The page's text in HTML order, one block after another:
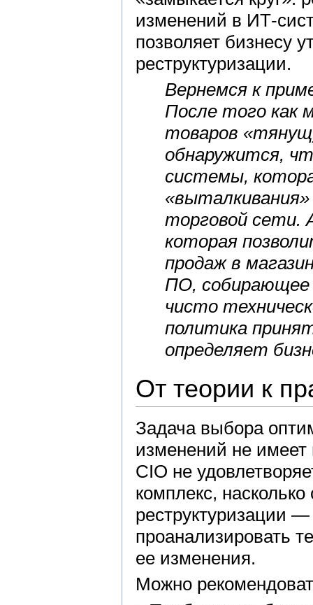
изменений в ИТ-
позволяет бизнесу
реструктуризации.
Вернемся к
После того как
товаров
обнаружится,
системы,
торговой сети.
которая
продаж в
ПО, собирающее
чисто
политика
определяет
От теории к
Задача выбора
изменений не имеет
CIO не
комплекс,
реструктуризации
проанализировать
ее изменения.
Можно